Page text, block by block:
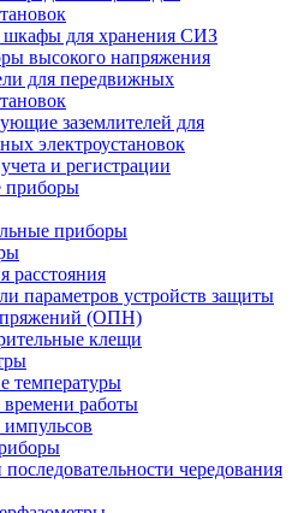
для хранения СИЗ
высокого напряжения
для передвижных
заземлителей для
электроустановок
и регистрации
приборы
приборы
расстояния
параметров устройств защиты
(ОПН)
клещи
температуры
работы
последовательности чередования